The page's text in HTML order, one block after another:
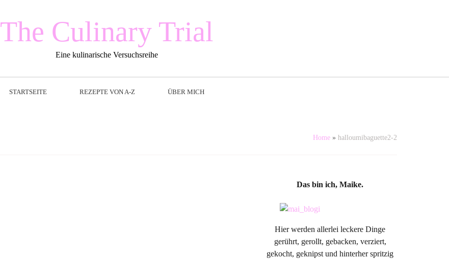
The Culinary Trial
Eine kulinarische Versuchsreihe
STARTSEITE REZEPTE VON A-Z ÜBER MICH
Home » halloumibaguette2-2
Das bin ich, Maike.
Hier werden allerlei leckere Dinge
gerührt, gerollt, gebacken, verziert,
gekocht, geknipst und hinterher spritzig